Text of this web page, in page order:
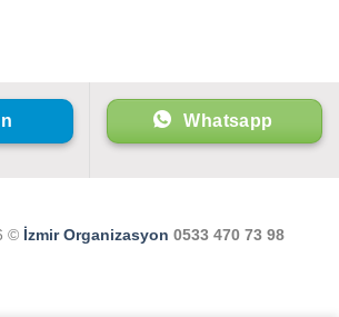
Whatsapp
© İzmir Organizasyon 0533 470 73 98